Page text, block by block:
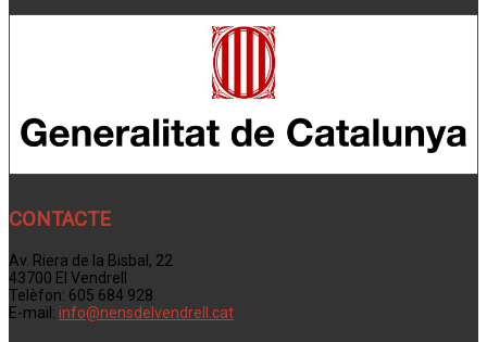
CONTACTE
Av. Riera de la Bisbal, 22
43700 El Vendrell
Telèfon: 605 684 928
E-mail: info@nensdelvendrell.cat